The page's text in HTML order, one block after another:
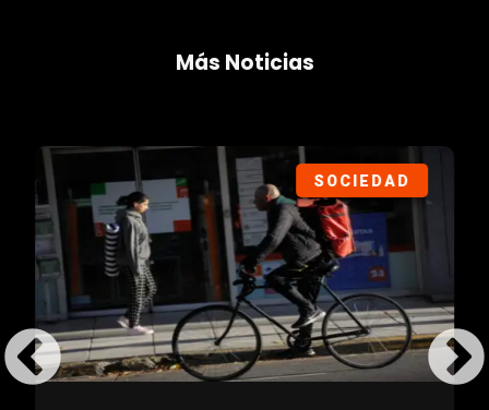
Más Noticias
SOCIEDAD